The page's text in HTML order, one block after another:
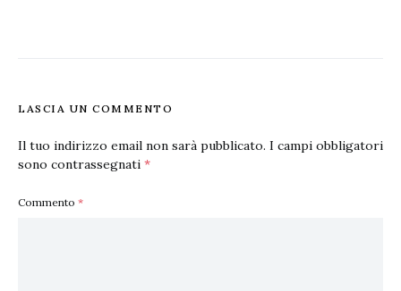
LASCIA UN COMMENTO
Il tuo indirizzo email non sarà pubblicato. I campi obbligatori
sono contrassegnati *
Commento *